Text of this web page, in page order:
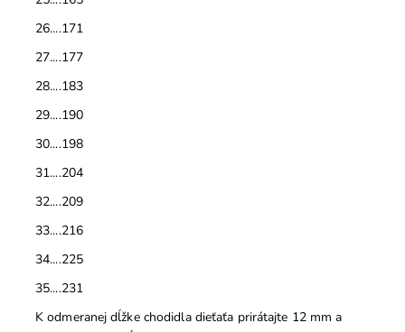
26....171
27....177
28....183
29....190
30....198
31....204
32....209
33....216
34....225
35....231
K odmeranej dĺžke chodidla dieťaťa prirátajte 12 mm a